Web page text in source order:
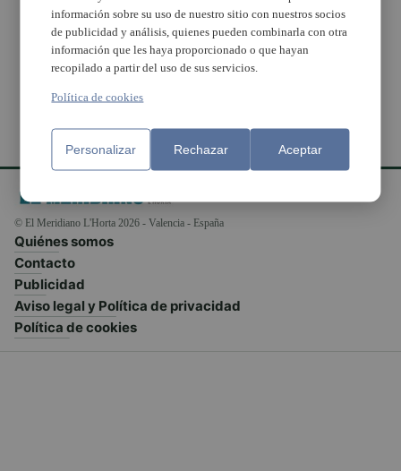
de dos camiones, uno
de ellos con vehículos
en su plataforma
© El Meridiano L'Horta 2026 - Valencia - España
Quiénes somos
Contacto
Publicidad
Aviso legal y Política de privacidad
Política de cookies
información sobre su uso de nuestro sitio con nuestros socios
de publicidad y análisis, quienes pueden combinarla con otra
información que les haya proporcionado o que hayan
recopilado a partir del uso de sus servicios.
Política de cookies
Personalizar Rechazar Aceptar